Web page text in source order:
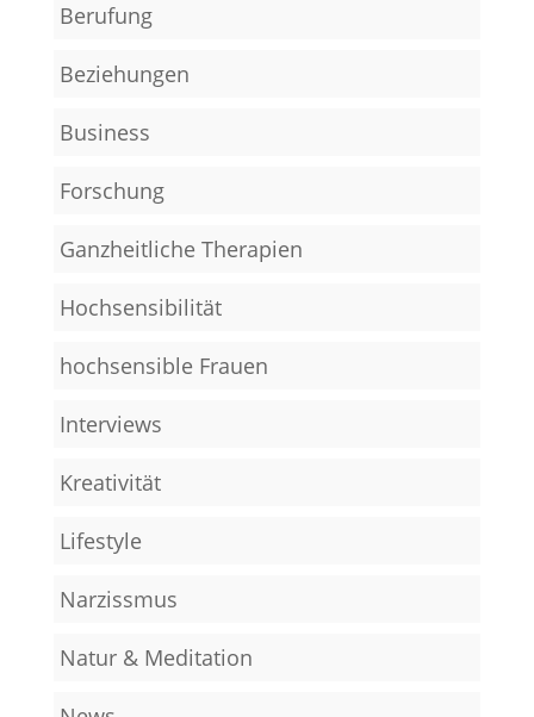
Berufung
Beziehungen
Business
Forschung
Ganzheitliche Therapien
Hochsensibilität
hochsensible Frauen
Interviews
Kreativität
Lifestyle
Narzissmus
Natur & Meditation